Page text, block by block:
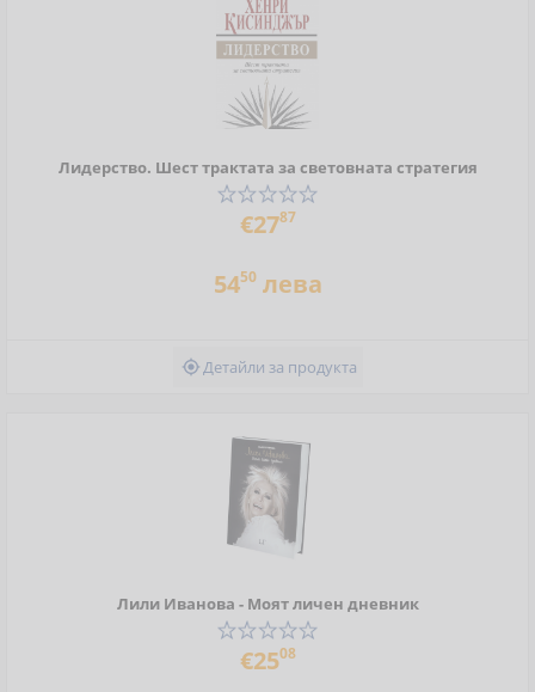
Лидерство. Шест трактата за световната стратегия
€2787
5450лева
Детайли за продукта
Лили Иванова - Моят личен дневник
€2508